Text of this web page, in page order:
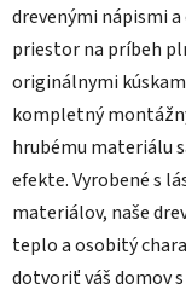
drevenými nápismi
priestor na príbeh
originálnymi
kompletný
hrubému materiálu
efekte. Vyrobené s
materiálov, naše
teplo a osobitý
dotvoriť váš domov